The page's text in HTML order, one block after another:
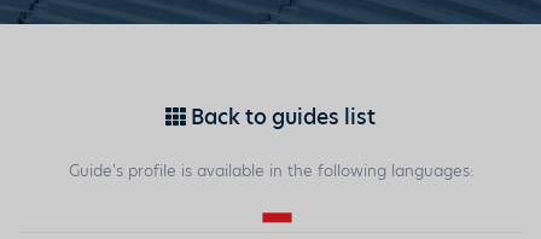
Back to guides list
Guide's profile is available in the following languages: